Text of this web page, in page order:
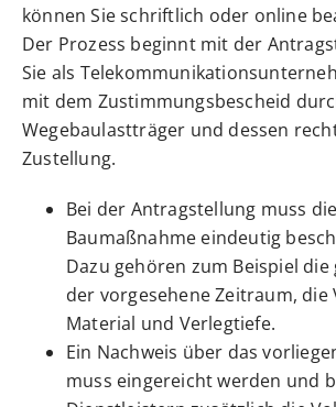
können Sie schriftlich oder online
Der Prozess beginnt mit der
Sie als
mit dem Zustimmungsbescheid
Wegebaulastträger und dessen
Zustellung.
Bei der Antragstellung muss die
Baumaßnahme eindeutig
Dazu gehören zum Beispiel die
der vorgesehene Zeitraum, die
Material und Verlegtiefe.
Ein Nachweis über das
muss eingereicht werden und